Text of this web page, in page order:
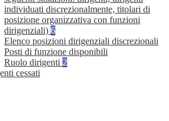
individuati discrezionalmente, titolari di
posizione organizzativa con funzioni
dirigenziali) 6
Elenco posizioni dirigenziali discrezionali
Posti di funzione disponibili
Ruolo dirigenti 2
cessati